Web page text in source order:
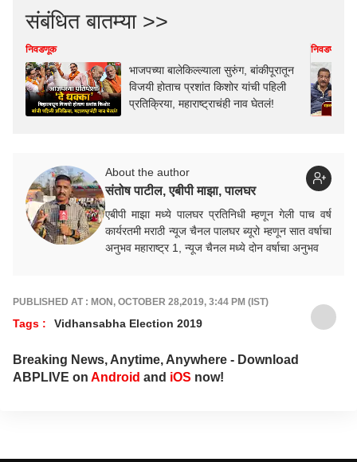
संबंधित बातम्या >>
निवडणूक
भाजपच्या बालेकिल्ल्याला सुरुंग, बांकीपूरातून
विजयी होताच प्रशांत किशोर यांची पहिली
प्रतिक्रिया, महाराष्ट्राचंही नाव घेतलं!
निवडणूक
About the author
संतोष पाटील, एबीपी माझा, पालघर
एबीपी माझा मध्ये पालघर प्रतिनिधी म्हणून गेली पाच वर्ष
कार्यरतमी मराठी न्यूज चैनल पालघर ब्यूरो म्हणून सात वर्षाचा
अनुभव महाराष्ट्र 1, न्यूज चैनल मध्ये दोन वर्षाचा अनुभव
PUBLISHED AT : MON, OCTOBER 28,2019, 3:44 PM (IST)
Tags : Vidhansabha Election 2019
Breaking News, Anytime, Anywhere - Download
ABPLIVE on Android and iOS now!